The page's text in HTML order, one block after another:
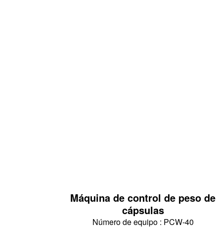
Máquina de control de peso de
cápsulas
Número de equipo : PCW-40